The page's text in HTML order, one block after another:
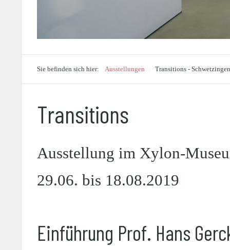
Sie befinden sich hier: Ausstellungen Transitions -
Transitions
Ausstellung im Xylon-
29.06. bis 18.08.2019
Einführung Prof. Hans